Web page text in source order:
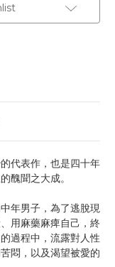
代表作，也是四十年
醜聞之大成。
年男子，為了逃脫現
用麻藥麻痺自己，終
過程中，流露對人性
悶，以及渴望被愛的